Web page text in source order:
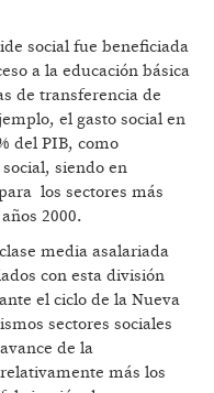
social fue beneficiada
a la educación básica
de transferencia de
el gasto social en
del PIB, como
siendo en
los sectores más
2000.
media asalariada
con esta división
el ciclo de la Nueva
sectores sociales
de la
más los